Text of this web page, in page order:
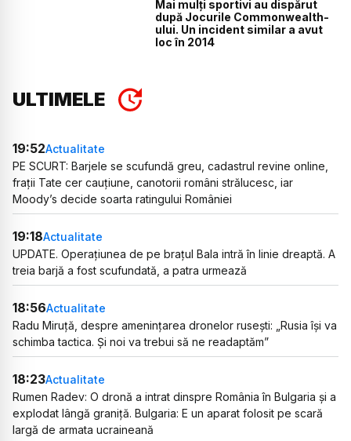
Mai mulți sportivi au dispărut
după Jocurile Commonwealth-
ului. Un incident similar a avut
loc în 2014
ULTIMELE
19:52Actualitate
PE SCURT: Barjele se scufundă greu, cadastrul revine online,
frații Tate cer cauțiune, canotorii români strălucesc, iar
Moody’s decide soarta ratingului României
19:18Actualitate
UPDATE. Operațiunea de pe brațul Bala intră în linie dreaptă. A
treia barjă a fost scufundată, a patra urmează
18:56Actualitate
Radu Miruță, despre amenințarea dronelor rusești: „Rusia își va
schimba tactica. Și noi va trebui să ne readaptăm”
18:23Actualitate
Rumen Radev: O dronă a intrat dinspre România în Bulgaria și a
explodat lângă graniță. Bulgaria: E un aparat folosit pe scară
largă de armata ucraineană